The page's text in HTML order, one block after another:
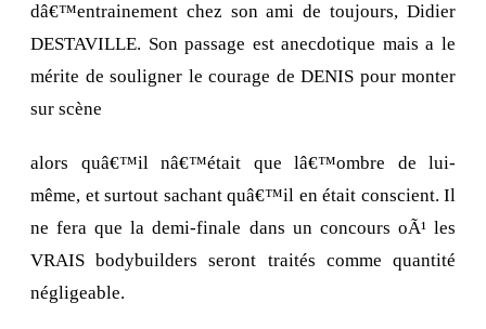
dâ€™entrainement chez son ami de toujours, Didier
DESTAVILLE. Son passage est anecdotique mais a le
mérite de souligner le courage de DENIS pour monter
sur scène
alors quâ€™il nâ€™était que lâ€™ombre de lui-
même, et surtout sachant quâ€™il en était conscient. Il
ne fera que la demi-finale dans un concours oÃ¹ les
VRAIS bodybuilders seront traités comme quantité
négligeable.